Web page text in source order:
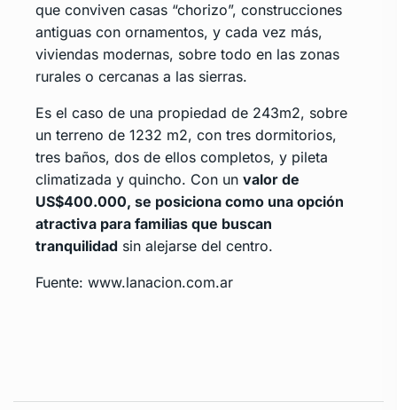
que conviven casas “chorizo”, construcciones
antiguas con ornamentos, y cada vez más,
viviendas modernas, sobre todo en las zonas
rurales o cercanas a las sierras.
Es el caso de una propiedad de 243m2, sobre
un terreno de 1232 m2, con tres dormitorios,
tres baños, dos de ellos completos, y pileta
climatizada y quincho. Con un valor de
US$400.000, se posiciona como una opción
atractiva para familias que buscan
tranquilidad sin alejarse del centro.
Fuente: www.lanacion.com.ar